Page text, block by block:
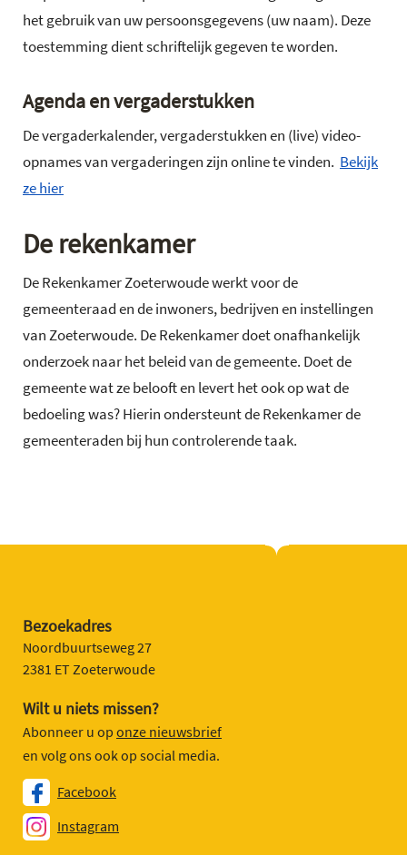
het gebruik van uw persoonsgegevens (uw naam). Deze
toestemming dient schriftelijk gegeven te worden.
Agenda en vergaderstukken
De vergaderkalender, vergaderstukken en (live) video-
opnames van vergaderingen zijn online te vinden. Bekijk
ze hier
De rekenkamer
De Rekenkamer Zoeterwoude werkt voor de
gemeenteraad en de inwoners, bedrijven en instellingen
van Zoeterwoude. De Rekenkamer doet onafhankelijk
onderzoek naar het beleid van de gemeente. Doet de
gemeente wat ze belooft en levert het ook op wat de
bedoeling was? Hierin ondersteunt de Rekenkamer de
gemeenteraden bij hun controlerende taak.
Bezoekadres
Noordbuurtseweg 27
2381 ET Zoeterwoude
Wilt u niets missen?
Abonneer u op onze nieuwsbrief
en volg ons ook op social media.
Facebook
Instagram